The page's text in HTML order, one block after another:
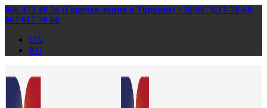
068 453 40 56 (Горячая линия в Украине) +38(067)617-70-60
067 617 70 60
UA
RU